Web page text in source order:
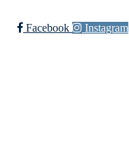
Facebook Instagram